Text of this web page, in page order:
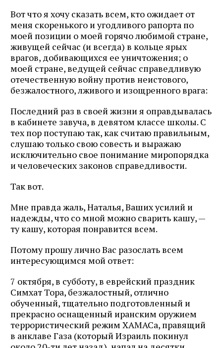
Вот что я хочу сказать всем, кто ожидает от
меня скоренького и угодливого рапорта по
моей позиции о моей горячо любимой стране,
живущей сейчас (и всегда) в кольце ярых
врагов, добивающихся ее уничтожения; о
моей стране, ведущей сейчас справедливую
отечественную войну против неистового,
безжалостного, лживого и изощренного врага:
Последний раз в своей жизни я оправдывалась
в кабинете завуча, в девятом классе школы. С
тех пор поступаю так, как считаю правильным,
слушаю только свою совесть и выражаю
исключительно свое понимание миропорядка
и человеческих законов справедливости.
Так вот.
Мне правда жаль, Наталья, Ваших усилий и
надежды, что со мной можно сварить кашу, —
ту кашу, которая понравится всем.
Потому прошу лично Вас разослать всем
интересующимся мой ответ:
7 октября, в субботу, в еврейский праздник
Симхат Тора, безжалостный, отлично
обученный, тщательно подготовленный и
прекрасно оснащенный иранским оружием
террористический режим ХАМАСа, правящий
в анклаве Газа (который Израиль покинул